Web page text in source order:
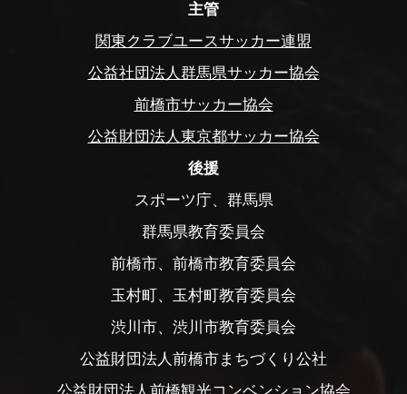
主管
関東クラブユースサッカー連盟
公益社団法人群馬県サッカー協会
前橋市サッカー協会
公益財団法人東京都サッカー協会
後援
スポーツ庁、群馬県
群馬県教育委員会
前橋市、前橋市教育委員会
玉村町、玉村町教育委員会
渋川市、渋川市教育委員会
公益財団法人前橋市まちづくり公社
公益財団法人前橋観光コンベンション協会